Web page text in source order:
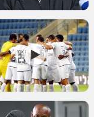
גביע הטוטו
ליגיונרים
גביע המדינה
ליגת האלופות
ליגה אירופית
ליגה אנגלית
כדורסל ישראלי
ליגת ווינר סל
ליגה לאומית
כדורסל עולמי
NBA